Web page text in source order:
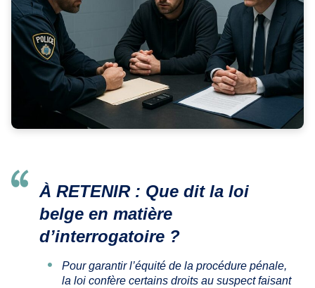
À RETENIR : Que dit la loi
belge en matière
d’interrogatoire ?
Pour garantir l’équité de la procédure pénale,
la loi confère certains droits au suspect faisant